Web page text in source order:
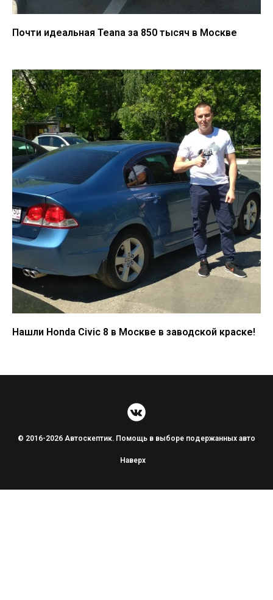
Почти идеальная Teana за 850 тысяч в Москве
Нашли Honda Civic 8 в Москве в заводской краске!
© 2016-2026 Автоскептик. Помощь в выборе подержанных авто
Наверх